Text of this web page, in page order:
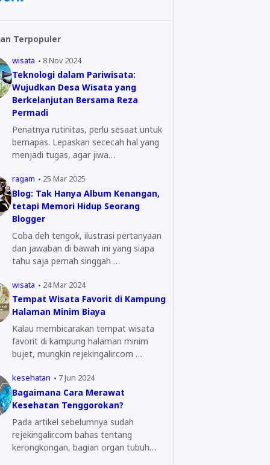
Terpopuler
wisata 8 Nov 2024
Teknologi dalam Pariwisata:
Wujudkan Desa Wisata yang
Berkelanjutan Bersama Reza
Permadi
Penatnya rutinitas, perlu sesaat untuk
bernapas. Lepaskan sececah hal yang
menjadi tugas, agar jiwa…
ragam 25 Mar 2025
Blog: Tak Hanya Album Kenangan,
tetapi Memori Hidup Seorang
Blogger
Coba deh tengok, ilustrasi pertanyaan
dan jawaban di bawah ini yang siapa
tahu saja pernah singgah …
wisata 24 Mar 2024
Tempat Wisata Favorit di Kampung
Halaman Minim Biaya
Kalau membicarakan tempat wisata
favorit di kampung halaman minim
bujet, mungkin rejekingalir.com …
kesehatan 7 Jun 2024
Bagaimana Cara Merawat
Kesehatan Tenggorokan?
Pada artikel sebelumnya sudah
rejekingalir.com bahas tentang
kerongkongan, bagian organ tubuh